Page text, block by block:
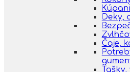
Deky,
Čaje,
Tašky,